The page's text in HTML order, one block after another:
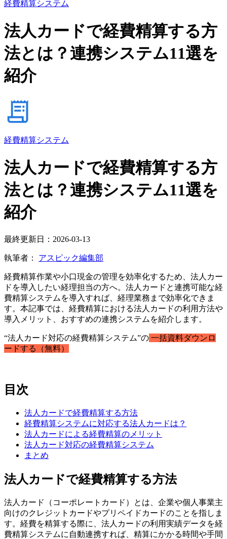
経費精算システム
法人カードで経費精算する方
法とは？連携システム11選を
紹介
経費精算システム
法人カードで経費精算する方
法とは？連携システム11選を
紹介
最終更新日：2026-03-13
執筆者： アスピック編集部
経費精算作業や小口現金の管理を効率化するため、法人カー
ドを導入したい経理担当の方へ。法人カードと連携可能な経
費精算システムを導入すれば、経理業務まで効率化できま
す。本記事では、経費精算における法人カードの利用方法や
導入メリット、おすすめの連携システムを紹介します。
“法人カード対応の経費精算システム”の 一括資料ダウンロ
ードする（無料）
目次
法人カードで経費精算する方法
経費精算システムに対応する法人カードは？
法人カードによる経費精算のメリット
法人カード対応の経費精算システム
まとめ
法人カードで経費精算する方法
法人カード（コーポレートカード）とは、企業や個人事業主
向けのクレジットカードやプリペイドカードのことを指しま
す。経費を精算する際に、法人カードの利用実績データを経
費精算システムに自動連携すれば、精算にかかる時間や手間